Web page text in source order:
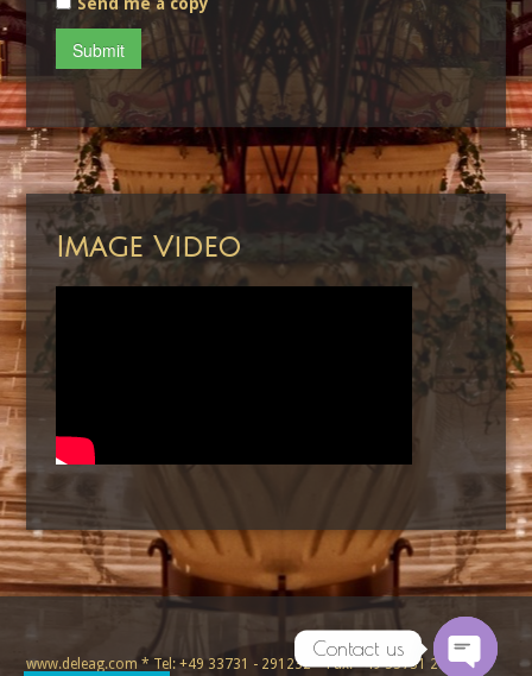
Submit
Image Video
www.deleag.com * Tel: +49 33731 - 291232 * Fax: +49 33731 291265 *
Contact us